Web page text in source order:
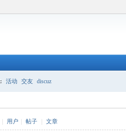
活动 交友 discuz
用户 帖子 文章